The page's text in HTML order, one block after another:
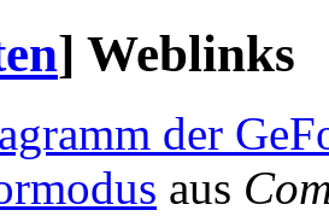
] Weblinks
der
aus